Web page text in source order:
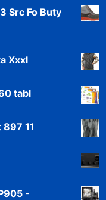
Src Fo Buty
Xxxl
tabl
11
-